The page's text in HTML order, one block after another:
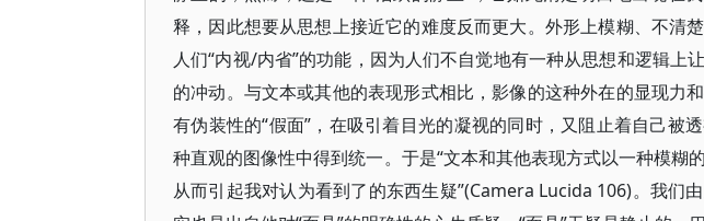
释，因此想要从思想上接近它的难度反而更大。外形上模糊、不清
人们“内视/内省”的功能，因为人们不自觉地有一种从思想和逻辑上
的冲动。与文本或其他的表现形式相比，影像的这种外在的显现力
有伪装性的“假面”，在吸引着目光的凝视的同时，又阻止着自己被
种直观的图像性中得到统一。于是“文本和其他表现方式以一种模糊
从而引起我对认为看到了的东西生疑”(Camera Lucida 106)。我们